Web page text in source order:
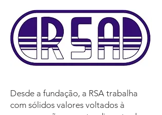
Desde a fundação, a RSA trabalha
com sólidos valores voltados à